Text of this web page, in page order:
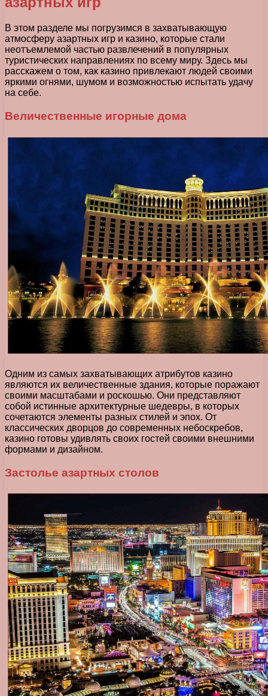
В этом разделе мы погрузимся в захватывающую
атмосферу азартных игр и казино, которые стали
неотъемлемой частью развлечений в популярных
туристических направлениях по всему миру. Здесь мы
расскажем о том, как казино привлекают людей своими
яркими огнями, шумом и возможностью испытать удачу
на себе.
Величественные игорные дома
Одним из самых захватывающих атрибутов казино
являются их величественные здания, которые поражают
своими масштабами и роскошью. Они представляют
собой истинные архитектурные шедевры, в которых
сочетаются элементы разных стилей и эпох. От
классических дворцов до современных небоскребов,
казино готовы удивлять своих гостей своими внешними
формами и дизайном.
Застолье азартных столов